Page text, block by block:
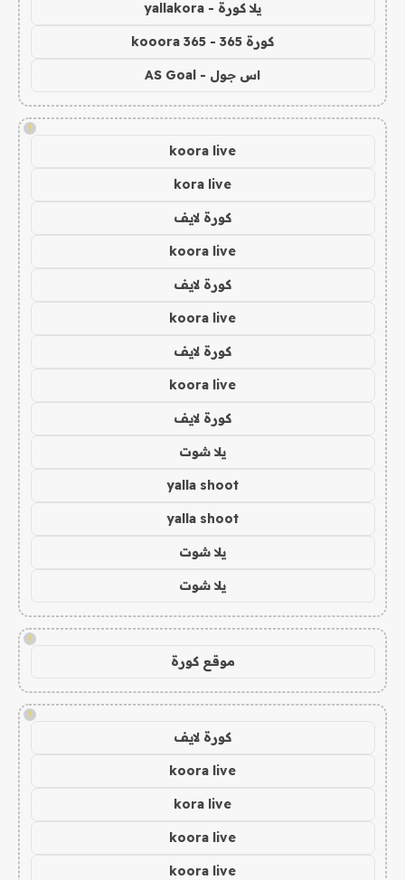
يلا كورة - yallakora
كورة 365 - kooora 365
اس جول - AS Goal
!
koora live
kora live
كورة لايف
koora live
كورة لايف
koora live
كورة لايف
koora live
كورة لايف
يلا شوت
yalla shoot
yalla shoot
يلا شوت
يلا شوت
!
موقع كورة
!
كورة لايف
koora live
kora live
koora live
koora live